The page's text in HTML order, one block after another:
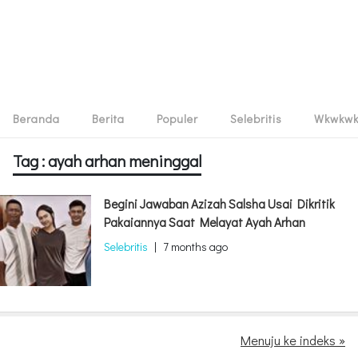
Beranda Berita Populer Selebritis Wkwkwk
Tag : ayah arhan meninggal
Begini Jawaban Azizah Salsha Usai Dikritik
Pakaiannya Saat Melayat Ayah Arhan
Selebritis | 7 months ago
Menuju ke indeks »